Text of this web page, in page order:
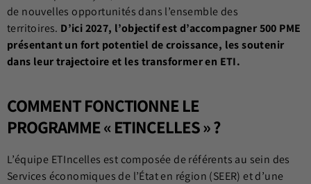
de nouvelles opportunités dans l’ensemble des
territoires. D’ici 2027, l’objectif est d’accompagner 500 PME
présentant un fort potentiel de croissance, les soutenir
dans leur trajectoire et les transformer en ETI.
COMMENT FONCTIONNE LE
PROGRAMME « ETINCELLES » ?
L’équipe ETIncelles est composée de référents au sein des
Services économiques de l’État en région (SEER) et d’une